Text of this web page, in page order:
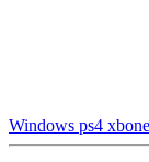
Windows ps4 xbone